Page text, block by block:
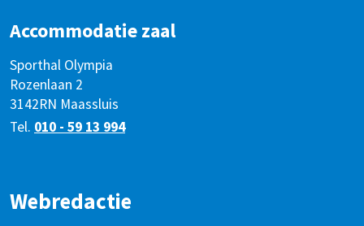
Accommodatie zaal
Sporthal Olympia
Rozenlaan 2
3142RN Maassluis
Tel. 010 - 59 13 994
Webredactie